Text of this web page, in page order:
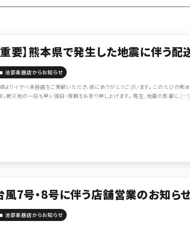
重要】熊本県で発生した地震に伴う
池部楽器店からお知らせ
よりイケベ楽器店をご愛顧いただき、誠にありがとうございます。 このたびの
。被災地の一日も早い復旧・復興をお祈り申し上げます。 現在、地震の影響に […]
風7号・8号に伴う店舗営業のお知ら
池部楽器店からお知らせ